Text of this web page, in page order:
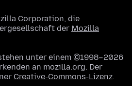
Corporation, die
der Mozilla
unter einem ©1998–2026
an mozilla.org. Der
Creative-Commons-Lizenz.